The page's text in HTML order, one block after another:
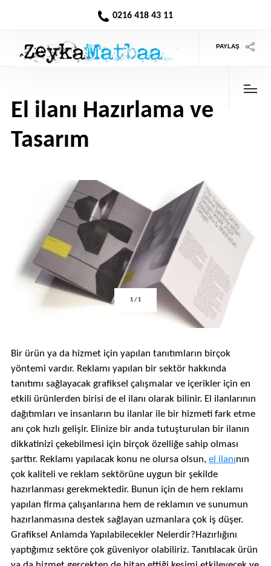
0216 418 43 11
PAYLAŞ
El ilanı Hazırlama ve
Tasarım
1/1
Bir ürün ya da hizmet için yapılan tanıtımların birçok
yöntemi vardır. Reklamı yapılan bir sektör hakkında
tanıtımı sağlayacak grafiksel çalışmalar ve içerikler için en
etkili ürünlerden birisi de el ilanı olarak bilinir. El ilanlarının
dağıtımları ve insanların bu ilanlar ile bir hizmeti fark etme
anı çok hızlı gelişir. Elinize bir anda tutuşturulan bir ilanın
dikkatinizi çekebilmesi için birçok özelliğe sahip olması
şarttır. Reklamı yapılacak konu ne olursa olsun, el ilanının
çok kaliteli ve reklam sektörüne uygun bir şekilde
hazırlanması gerekmektedir. Bunun için de hem reklamı
yapılan firma çalışanlarına hem de reklamın ve sunumun
hazırlanmasına destek sağlayan uzmanlara çok iş düşer.
Grafiksel Anlamda Yapılabilecekler Nelerdir?Hazırlığını
yaptığımız sektöre çok güveniyor olabiliriz. Tanıtılacak ürün